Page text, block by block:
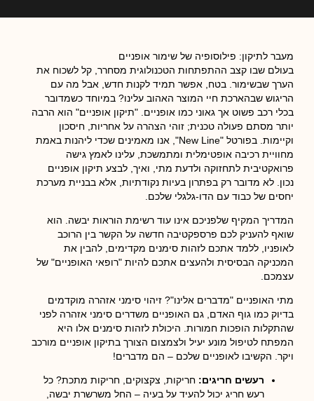
מעבר לתיקון: פילוסופיה של שימור אופניים
בעולם שבו קצב ההתפתחות הטכנולוגית מסחרר, קל לשכוח את
הערך שבשימור. בטח, אפשר תמיד לקנות חדש, אבל מה עם
הריגוש שבהארכת חיי המוצר האהוב עלינו? במיוחד כשמדובר
בכלי רכב פשוט אך גאוני כמו אופניים. "תיקון אופניים" הוא הרבה
יותר מסתם פעולה טכנית; זוהי הצהרה על אחריות, חיסכון
וקיימות. בפורטל "New Line", אנו מאמינים שכדי ליהנות באמת
מחוויית רכיבה אופטימלית ומתמשכת, עלינו לאמץ גישה
פרואקטיבית לתחזוקה ולדעת מתי, ואיך, לבצע תיקון אופניים
נכון. לא מדובר רק בפתרון בעיות נקודתיות, אלא בבניית מערכת
יחסים של כבוד עם הדו-גלגלי שלכם.
המדריך המקיף שלפניכם אינו עוד רשימת הוראות יבשה. הוא
שואף להעניק לכם פרספקטיבה חדשה על הקשר בין הרוכב
לאופניו, ללמד אתכם לזהות סימנים מקדימים, להבין את
המכניקה הבסיסית ולהעצים אתכם להיות "רופאי האופניים" של
עצמכם.
מתי האופניים "מדברים אלינו"? זיהוי סימני אזהרה מוקדמים
בדיוק כמו גוף האדם, גם האופניים משדרים סימני אזהרה לפני
שהתקלות הופכות חמורות. היכולת לזהות סימנים אלו היא
המפתח לטיפול מונע יעיל ולצמצום הצורך בתיקון אופניים מורכב
ויקר. הקשיבו לאופניים שלכם – הם מדברים!
רעשים חריגים: חריקות, צקצוקים, חריקות מתכת? כל
רעש חריג יכול להעיד על בעיה – החל משרשרת יבשה,